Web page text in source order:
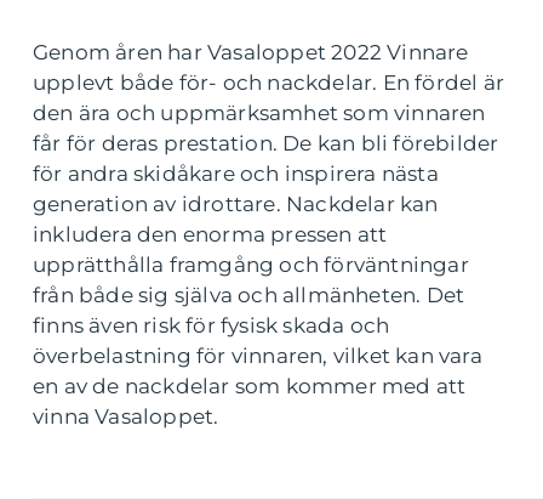
Genom åren har Vasaloppet 2022 Vinnare
upplevt både för- och nackdelar. En fördel är
den ära och uppmärksamhet som vinnaren
får för deras prestation. De kan bli förebilder
för andra skidåkare och inspirera nästa
generation av idrottare. Nackdelar kan
inkludera den enorma pressen att
upprätthålla framgång och förväntningar
från både sig själva och allmänheten. Det
finns även risk för fysisk skada och
överbelastning för vinnaren, vilket kan vara
en av de nackdelar som kommer med att
vinna Vasaloppet.